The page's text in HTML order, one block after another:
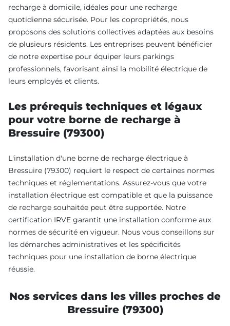
recharge à domicile, idéales pour une recharge
quotidienne sécurisée. Pour les copropriétés, nous
proposons des solutions collectives adaptées aux besoins
de plusieurs résidents. Les entreprises peuvent bénéficier
de notre expertise pour équiper leurs parkings
professionnels, favorisant ainsi la mobilité électrique de
leurs employés et clients.
Les prérequis techniques et légaux
pour votre borne de recharge à
Bressuire (79300)
L'installation d'une borne de recharge électrique à
Bressuire (79300) requiert le respect de certaines normes
techniques et réglementations. Assurez-vous que votre
installation électrique est compatible et que la puissance
de recharge souhaitée peut être supportée. Notre
certification IRVE garantit une installation conforme aux
normes de sécurité en vigueur. Nous vous conseillons sur
les démarches administratives et les spécificités
techniques pour une installation de borne électrique
réussie.
Nos services dans les villes proches de
Bressuire (79300)